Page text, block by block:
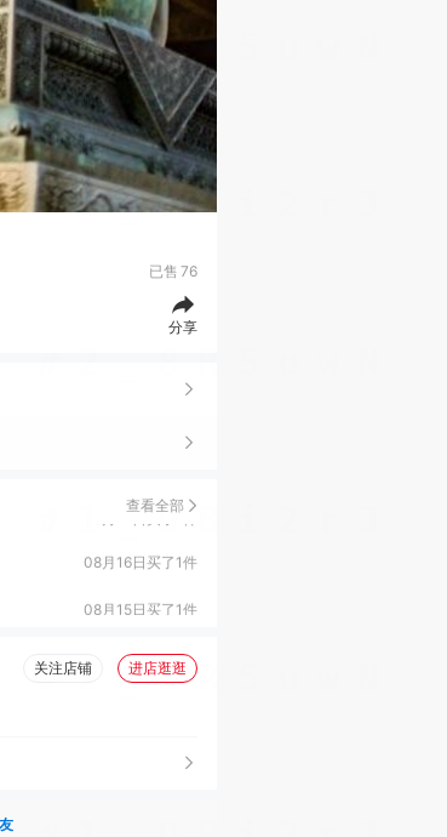
已售 76
分享
查看全部
08月17日买了1件
08月16日买了1件
08月08日买了1件
08月04日买了2件
关注店铺 进店逛逛